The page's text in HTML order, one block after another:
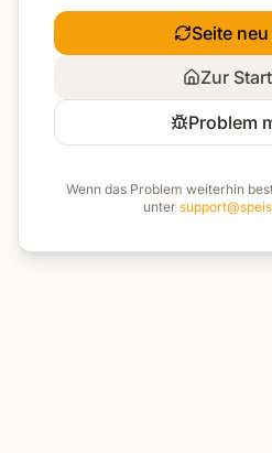
Seite
Zur
Problem
Wenn das Problem weiterhin
unter